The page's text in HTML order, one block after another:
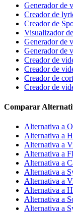
Generador de
Creador de
Creador de
Visualizador
Generador de
Generador de
Creador de
Creador de
Creador de
Creador de
Comparar
Alternativa a
Alternativa a
Alternativa a
Alternativa a
Alternativa a
Alternativa a
Alternativa a
Alternativa a
Alternativa a
Alternativa a